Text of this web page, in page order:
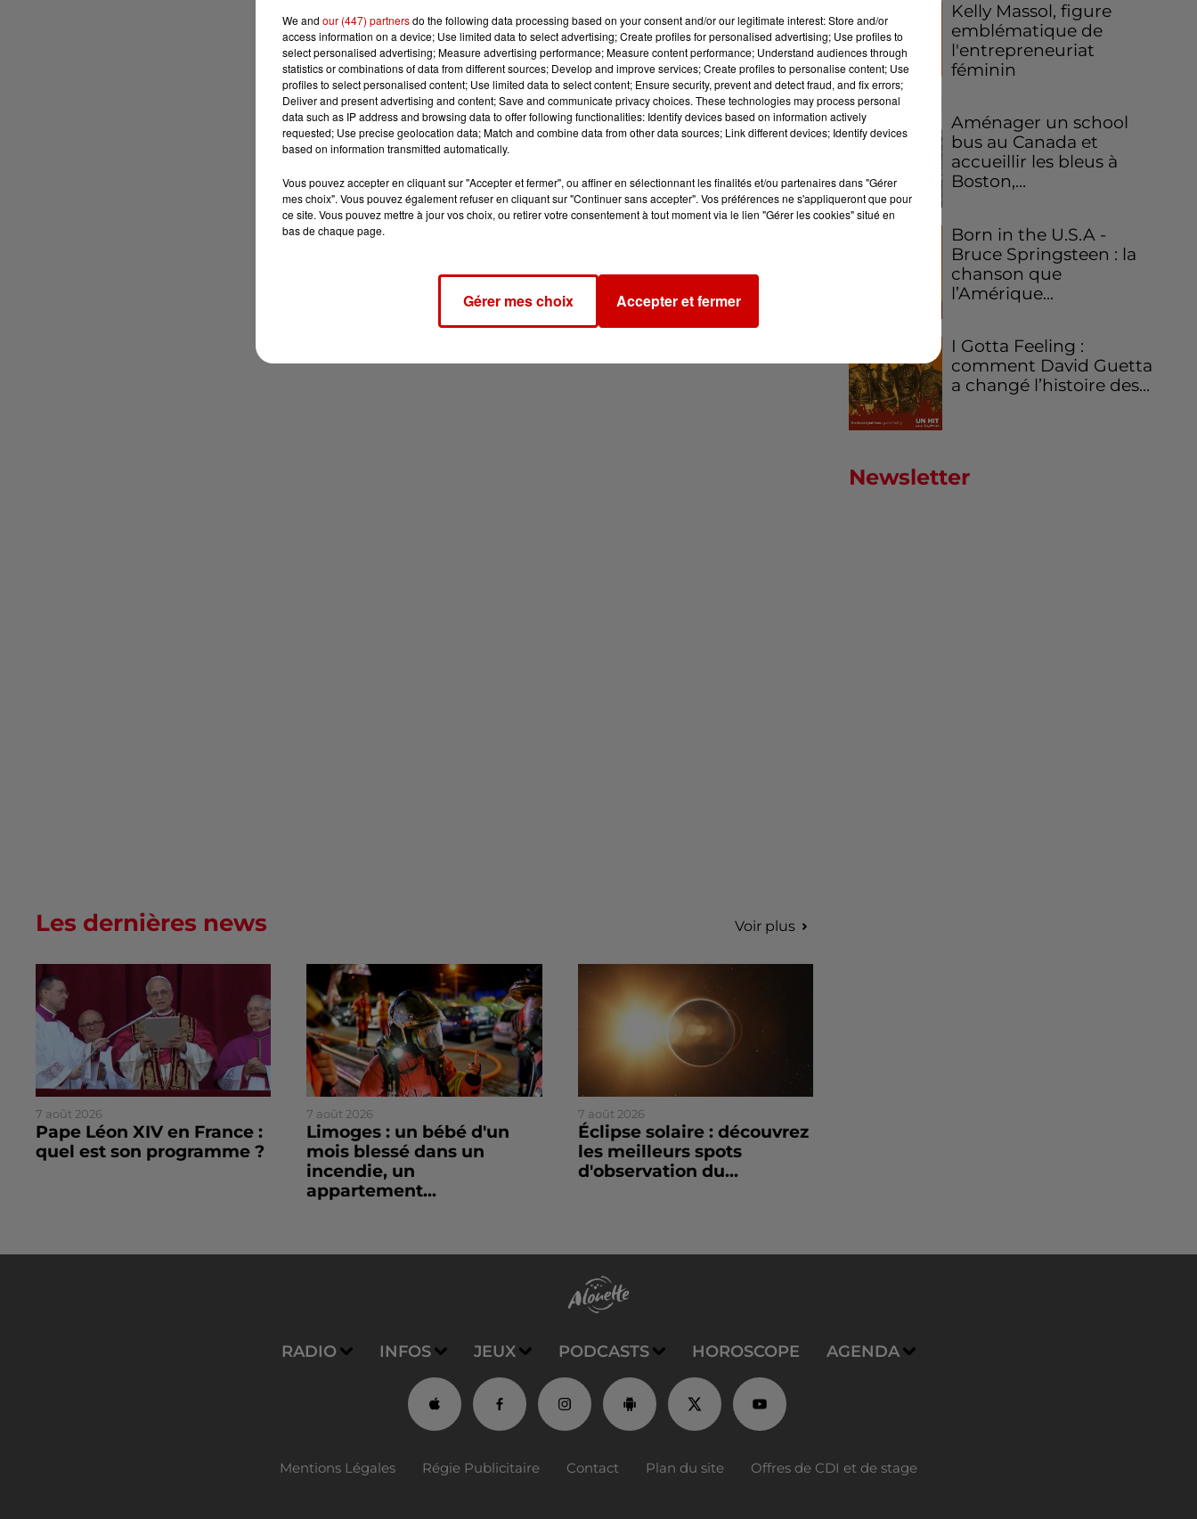
Kelly Massol, figure
emblématique de
l'entrepreneuriat
féminin
Aménager un school
bus au Canada et
accueillir les bleus à
Boston,...
Born in the U.S.A -
Bruce Springsteen : la
chanson que
l’Amérique...
I Gotta Feeling :
comment David Guetta
a changé l’histoire des...
Newsletter
Les dernières news Voir plus
7 août 2026
Pape Léon XIV en France :
quel est son programme ?
7 août 2026
Limoges : un bébé d'un
mois blessé dans un
incendie, un
appartement...
7 août 2026
Éclipse solaire : découvrez
les meilleurs spots
d'observation du...
RADIO INFOS JEUX PODCASTS HOROSCOPE AGENDA
Mentions Légales Régie Publicitaire Contact Plan du site Offres de CDI et de stage
We and our (447) partnersdo the following data processing based on your consent and/or our legitimate interest: Store and/or
access information on a device; Use limited data to select advertising; Create profiles for personalised advertising; Use profiles to
select personalised advertising; Measure advertising performance; Measure content performance; Understand audiences through
statistics or combinations of data from different sources; Develop and improve services; Create profiles to personalise content; Use
profiles to select personalised content; Use limited data to select content; Ensure security, prevent and detect fraud, and fix errors;
Deliver and present advertising and content; Save and communicate privacy choices. These technologies may process personal
data such as IP address and browsing data to offer following functionalities: Identify devices based on information actively
requested; Use precise geolocation data; Match and combine data from other data sources; Link different devices; Identify devices
based on information transmitted automatically.
Vous pouvez accepter en cliquant sur "Accepter et fermer", ou affiner en sélectionnant les finalités et/ou partenaires dans "Gérer
mes choix". Vous pouvez également refuser en cliquant sur "Continuer sans accepter". Vos préférences ne s'appliqueront que pour
ce site. Vous pouvez mettre à jour vos choix, ou retirer votre consentement à tout moment via le lien "Gérer les cookies" situé en
bas de chaque page.
Gérer mes choix Accepter et fermer